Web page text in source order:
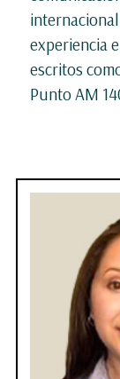
experiencia
escritos
Punto AM